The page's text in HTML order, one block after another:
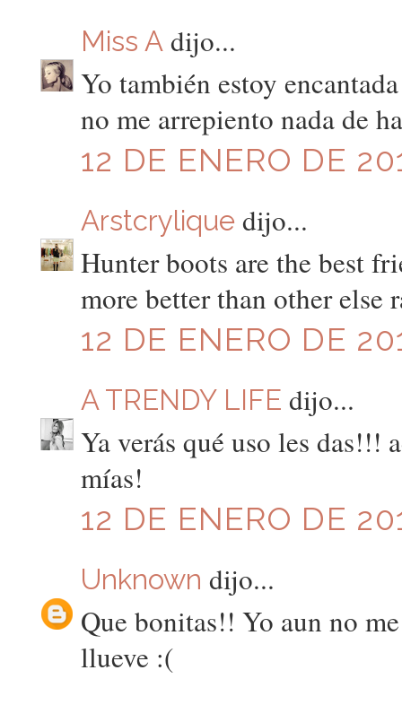
Miss Adijo...
Yo también estoy
no me arrepiento nada de
12 DE ENERO DE
Arstcrylique dijo...
Hunter boots are the best
more better than other else
12 DE ENERO DE
A TRENDY LIFE dijo...
Ya verás qué uso les das!!!
mías!
12 DE ENERO DE
Unknown dijo...
Que bonitas!! Yo aun no
llueve :(